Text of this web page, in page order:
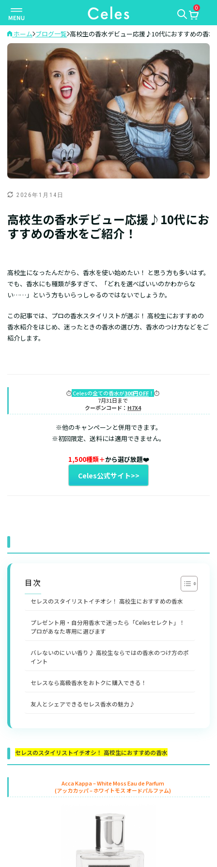
ナ
ビ
ゲ
ー
シ
を
切
0
ホーム ブログ一覧 高校生の香水デビュー応援♪10代におすすめの香水
2026年1月14日
高校生の香水デビュー応援♪10代にお
すすめの香水をご紹介！
高校生になったんだから、香水を使い始めたい！ と思う方も多いはず。
でも、香水にも種類が多すぎて、「どれを選べばいいのかわからな
い……」という方もいらっしゃるのではないでしょうか。
この記事では、プロの香水スタイリストが選ぶ！ 高校生におすすめの
香水紹介をはじめ、迷ったときの香水の選び方、香水のつけ方などをご
紹介します。
⏱️Celesの全ての香水が300円OFF ！ ⏱️
7月31日まで
クーポンコード： H7X4
※他のキャンペーンと併用できます。
※初回限定、送料には適用できません。
1,500種類＋から選び放題❤️
Celes公式サイト>>
目次
セレスのスタイリストイチオシ！ 高校生におすすめの香水
プレゼント用・自分用香水で迷ったら「Celesセレクト」！
プロがあなた専用に選びます
バレないのにいい香り♪ 高校生ならではの香水のつけ方のポ
イント
セレスなら高級香水をおトクに購入できる！
友人とシェアできるセレス香水の魅力♪
セレスのスタイリストイチオシ！ 高校生におすすめの香水
Acca Kappa – White Moss Eau de Parfum
(アッカカッパ – ホワイトモス オードパルファム)